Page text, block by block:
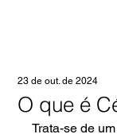
O que é
23 de out. de 2024
Trata-se de